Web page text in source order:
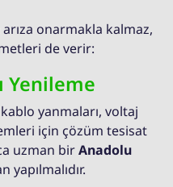
arıza onarmakla kalmaz,
de verir:
Yenileme
yanmaları, voltaj
için çözüm tesisat
uzman birAnadolu
yapılmalıdır.